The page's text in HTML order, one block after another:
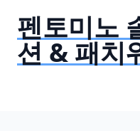
펜토미노
션 & 패치